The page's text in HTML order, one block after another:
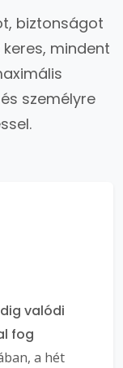
biztonságot
mindent
személyre
valódi
fog
a hét